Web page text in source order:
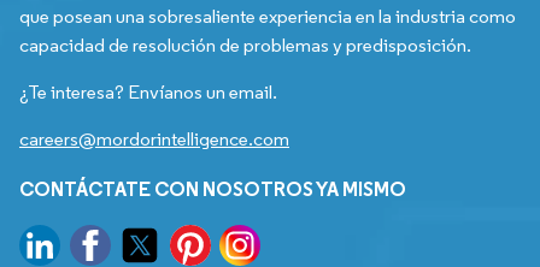
que posean una sobresaliente experiencia en la industria como
capacidad de resolución de problemas y predisposición.
¿Te interesa? Envíanos un email.
careers@mordorintelligence.com
CONTÁCTATE CON NOSOTROS YA MISMO